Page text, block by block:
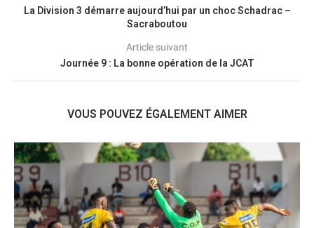
La Division 3 démarre aujourd’hui par un choc Schadrac –
Sacraboutou
Article suivant
Journée 9 : La bonne opération de la JCAT
VOUS POUVEZ ÉGALEMENT AIMER